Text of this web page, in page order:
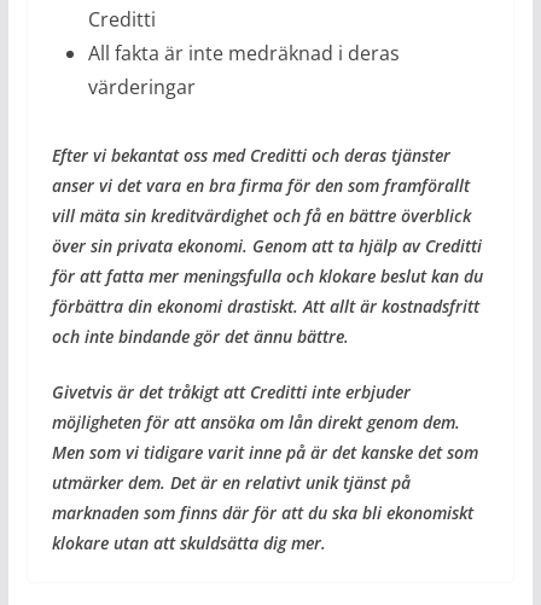
Creditti
All fakta är inte medräknad i deras
värderingar
Efter vi bekantat oss med Creditti och deras tjänster
anser vi det vara en bra firma för den som framförallt
vill mäta sin kreditvärdighet och få en bättre överblick
över sin privata ekonomi. Genom att ta hjälp av Creditti
för att fatta mer meningsfulla och klokare beslut kan du
förbättra din ekonomi drastiskt. Att allt är kostnadsfritt
och inte bindande gör det ännu bättre.
Givetvis är det tråkigt att Creditti inte erbjuder
möjligheten för att ansöka om lån direkt genom dem.
Men som vi tidigare varit inne på är det kanske det som
utmärker dem. Det är en relativt unik tjänst på
marknaden som finns där för att du ska bli ekonomiskt
klokare utan att skuldsätta dig mer.